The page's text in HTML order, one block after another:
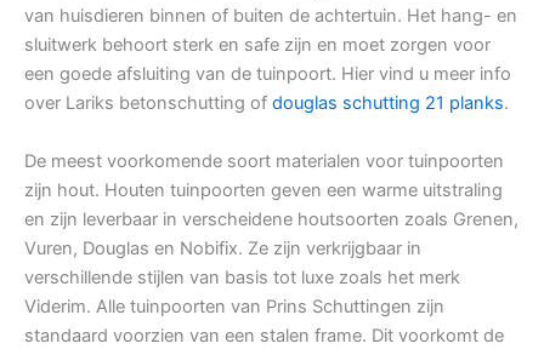
van huisdieren binnen of buiten de achtertuin. Het hang- en
sluitwerk behoort sterk en safe zijn en moet zorgen voor
een goede afsluiting van de tuinpoort. Hier vind u meer info
over Lariks betonschutting of douglas schutting 21 planks.
De meest voorkomende soort materialen voor tuinpoorten
zijn hout. Houten tuinpoorten geven een warme uitstraling
en zijn leverbaar in verscheidene houtsoorten zoals Grenen,
Vuren, Douglas en Nobifix. Ze zijn verkrijgbaar in
verschillende stijlen van basis tot luxe zoals het merk
Viderim. Alle tuinpoorten van Prins Schuttingen zijn
standaard voorzien van een stalen frame. Dit voorkomt de